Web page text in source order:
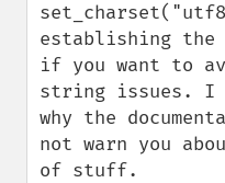
establishing the
if you want to
string issues. I
why the
not warn you
of stuff.